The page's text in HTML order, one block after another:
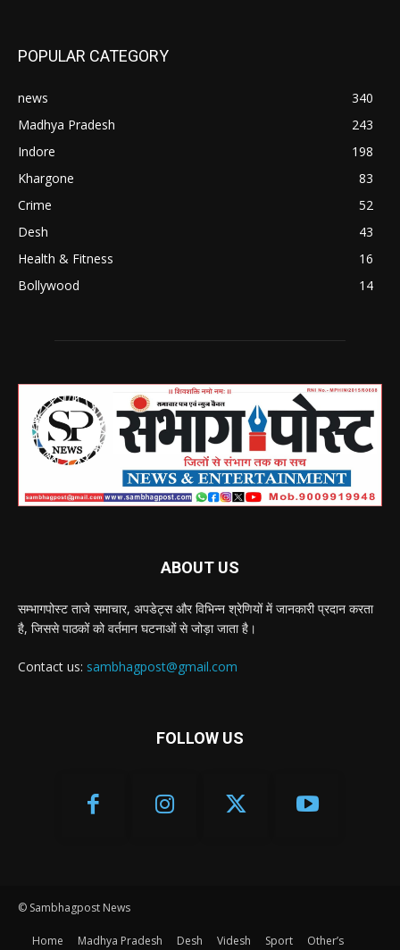
POPULAR CATEGORY
news
340
Madhya Pradesh
243
Indore
198
Khargone
83
Crime
52
Desh
43
Health & Fitness
16
Bollywood
14
ABOUT US
सम्भागपोस्ट ताजे समाचार, अपडेट्स और विभिन्न श्रेणियों में जानकारी प्रदान करता
है, जिससे पाठकों को वर्तमान घटनाओं से जोड़ा जाता है।
Contact us: sambhagpost@gmail.com
FOLLOW US
© Sambhagpost News
Home Madhya Pradesh Desh Videsh Sport Other’s